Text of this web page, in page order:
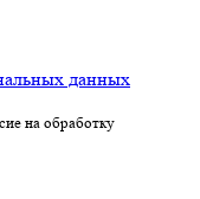
данных
на обработку